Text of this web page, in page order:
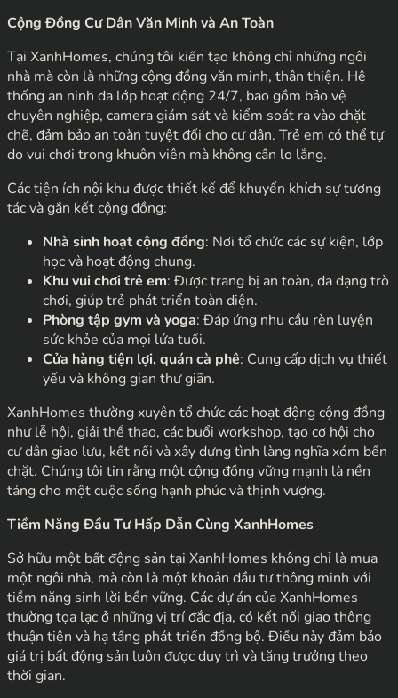
Cộng Đồng Cư Dân Văn Minh và An Toàn
Tại XanhHomes, chúng tôi kiến tạo không chỉ những ngôi
nhà mà còn là những cộng đồng văn minh, thân thiện. Hệ
thống an ninh đa lớp hoạt động 24/7, bao gồm bảo vệ
chuyên nghiệp, camera giám sát và kiểm soát ra vào chặt
chẽ, đảm bảo an toàn tuyệt đối cho cư dân. Trẻ em có thể tự
do vui chơi trong khuôn viên mà không cần lo lắng.
Các tiện ích nội khu được thiết kế để khuyến khích sự tương
tác và gắn kết cộng đồng:
Nhà sinh hoạt cộng đồng: Nơi tổ chức các sự kiện, lớp
học và hoạt động chung.
Khu vui chơi trẻ em: Được trang bị an toàn, đa dạng trò
chơi, giúp trẻ phát triển toàn diện.
Phòng tập gym và yoga: Đáp ứng nhu cầu rèn luyện
sức khỏe của mọi lứa tuổi.
Cửa hàng tiện lợi, quán cà phê: Cung cấp dịch vụ thiết
yếu và không gian thư giãn.
XanhHomes thường xuyên tổ chức các hoạt động cộng đồng
như lễ hội, giải thể thao, các buổi workshop, tạo cơ hội cho
cư dân giao lưu, kết nối và xây dựng tình làng nghĩa xóm bền
chặt. Chúng tôi tin rằng một cộng đồng vững mạnh là nền
tảng cho một cuộc sống hạnh phúc và thịnh vượng.
Tiềm Năng Đầu Tư Hấp Dẫn Cùng XanhHomes
Sở hữu một bất động sản tại XanhHomes không chỉ là mua
một ngôi nhà, mà còn là một khoản đầu tư thông minh với
tiềm năng sinh lời bền vững. Các dự án của XanhHomes
thường tọa lạc ở những vị trí đắc địa, có kết nối giao thông
thuận tiện và hạ tầng phát triển đồng bộ. Điều này đảm bảo
giá trị bất động sản luôn được duy trì và tăng trưởng theo
thời gian.